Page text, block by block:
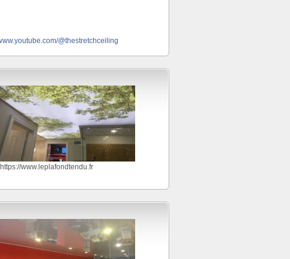
@thestretchceiling
https://www.leplafondtendu.fr